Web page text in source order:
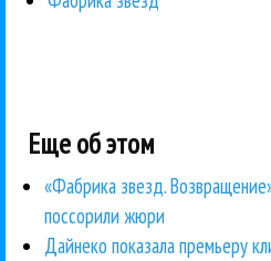
Еще об этом
«Фабрика звезд.
поссорили жюри
Дайнеко показала премьеру